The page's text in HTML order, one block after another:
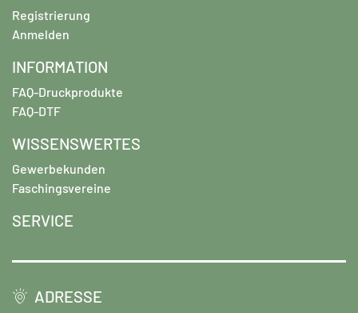
Registrierung
Anmelden
INFORMATION
FAQ-Druckprodukte
FAQ-DTF
WISSENSWERTES
Gewerbekunden
Faschingsvereine
SERVICE
ADRESSE